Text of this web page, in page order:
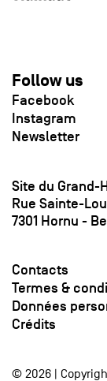
Follow us
Facebook
Instagram
Newsletter
Site du Grand-
Rue Sainte-
7301 Hornu -
Contacts
Termes &
Données
Crédits
© 2026 |